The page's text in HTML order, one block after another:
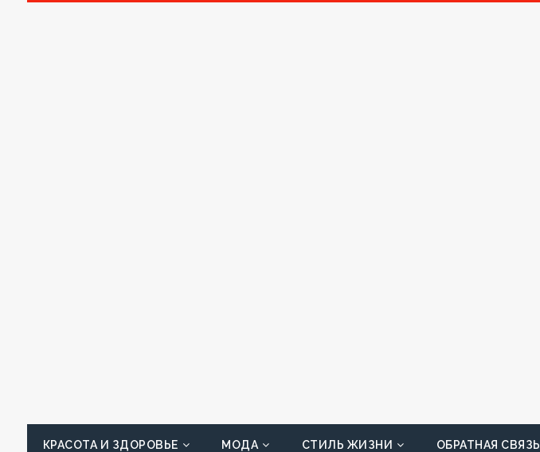
КРАСОТА И ЗДОРОВЬЕ МОДА СТИЛЬ ЖИЗНИ ОБРАТНАЯ СВЯЗЬ